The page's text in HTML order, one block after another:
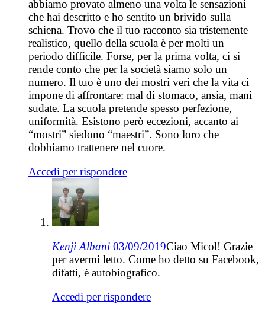
abbiamo provato almeno una volta le sensazioni
che hai descritto e ho sentito un brivido sulla
schiena. Trovo che il tuo racconto sia tristemente
realistico, quello della scuola è per molti un
periodo difficile. Forse, per la prima volta, ci si
rende conto che per la società siamo solo un
numero. Il tuo è uno dei mostri veri che la vita ci
impone di affrontare: mal di stomaco, ansia, mani
sudate. La scuola pretende spesso perfezione,
uniformità. Esistono però eccezioni, accanto ai
“mostri” siedono “maestri”. Sono loro che
dobbiamo trattenere nel cuore.
Accedi per rispondere
Kenji Albani 03/09/2019Ciao Micol! Grazie
per avermi letto. Come ho detto su Facebook,
difatti, è autobiografico.
Accedi per rispondere